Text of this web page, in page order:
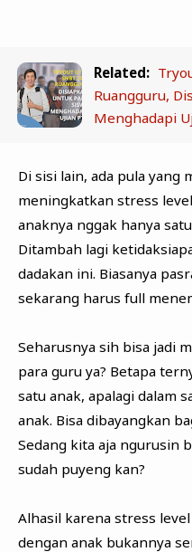
Related:
Ruangguru,
Menghadapi
Di sisi lain, ada pula yang
meningkatkan stress
anaknya nggak hanya
Ditambah lagi
dadakan ini. Biasanya
sekarang harus full
Seharusnya sih bisa jadi
para guru ya? Betapa
satu anak, apalagi dalam
anak. Bisa dibayangkan
Sedang kita aja ngurusin
sudah puyeng kan?
Alhasil karena stress
dengan anak bukannya